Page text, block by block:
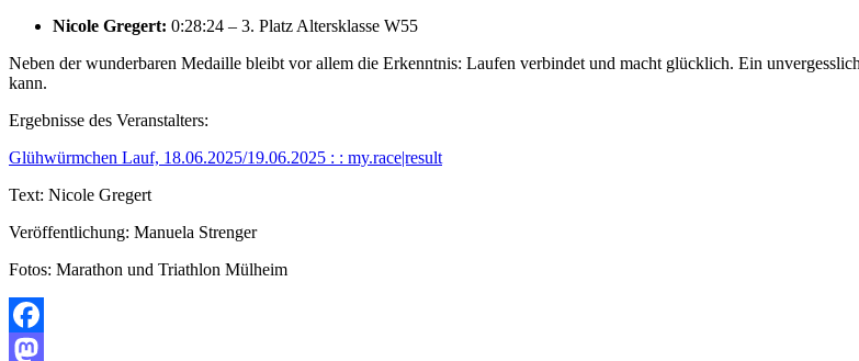
Nicole Gregert: 0:28:24 – 3. Platz Altersklasse W55
Neben der wunderbaren Medaille bleibt vor allem die Erkenntnis: Laufen verbindet und macht glücklich. Ein
kann.
Ergebnisse des Veranstalters:
Glühwürmchen Lauf, 18.06.2025/19.06.2025 : : my.race|result
Text: Nicole Gregert
Veröffentlichung: Manuela Strenger
Fotos: Marathon und Triathlon Mülheim
Facebook